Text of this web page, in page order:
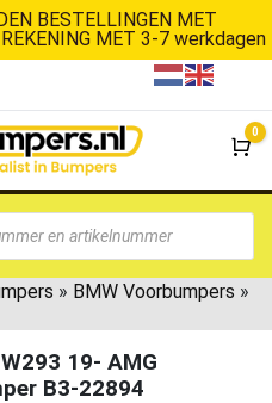
BESTELLINGEN MET
REKENING MET 3-7 werkdagen
0
» BMW Voorbumpers »
19- AMG
B3-22894